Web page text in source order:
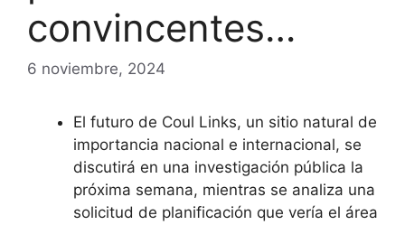
convincentes…
6 noviembre, 2024
El futuro de Coul Links, un sitio natural de
importancia nacional e internacional, se
discutirá en una investigación pública la
próxima semana, mientras se analiza una
solicitud de planificación que vería el área